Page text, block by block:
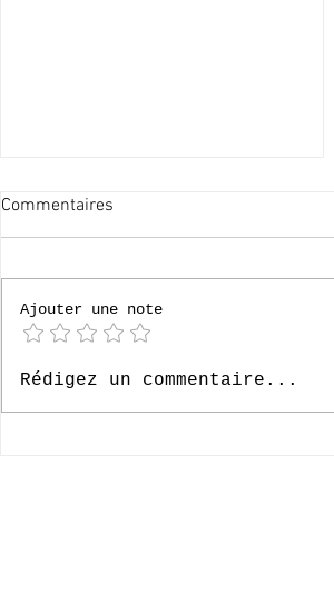
[P4] Loverval 2026
Commentaires
Ajouter une note
Rédigez un commentaire...